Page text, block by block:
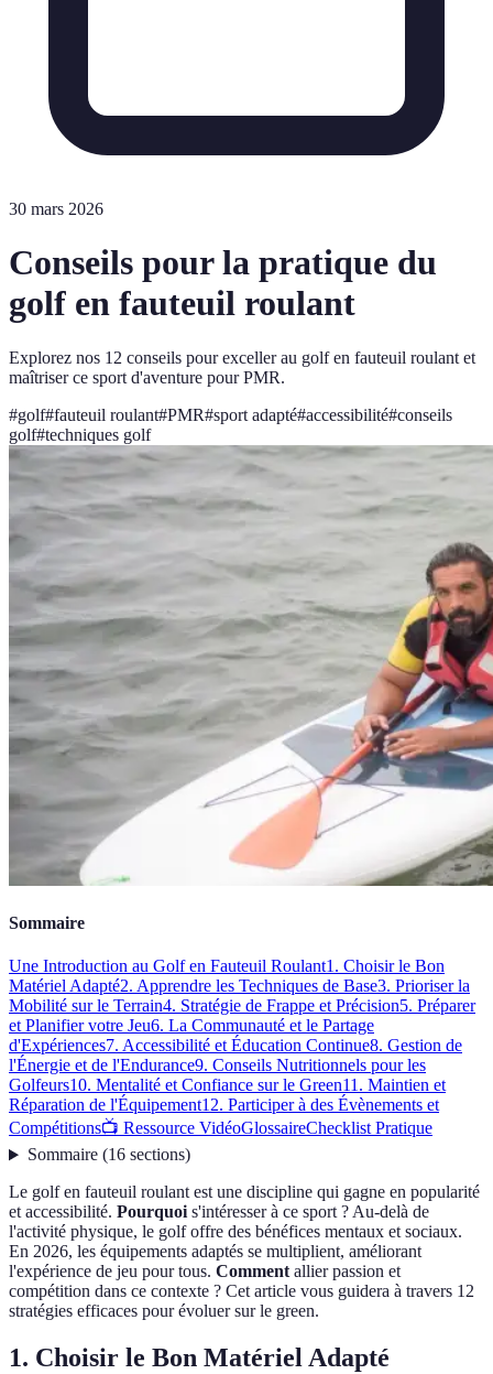
30 mars 2026
Conseils pour la pratique du
golf en fauteuil roulant
Explorez nos 12 conseils pour exceller au golf en fauteuil roulant et
maîtriser ce sport d'aventure pour PMR.
#golf#fauteuil roulant#PMR#sport adapté#accessibilité#conseils
golf#techniques golf
Sommaire
Une Introduction au Golf en Fauteuil Roulant1. Choisir le Bon
Matériel Adapté2. Apprendre les Techniques de Base3. Prioriser la
Mobilité sur le Terrain4. Stratégie de Frappe et Précision5. Préparer
et Planifier votre Jeu6. La Communauté et le Partage
d'Expériences7. Accessibilité et Éducation Continue8. Gestion de
l'Énergie et de l'Endurance9. Conseils Nutritionnels pour les
Golfeurs10. Mentalité et Confiance sur le Green11. Maintien et
Réparation de l'Équipement12. Participer à des Évènements et
Compétitions📺 Ressource VidéoGlossaireChecklist Pratique
Sommaire(16 sections)
Le golf en fauteuil roulant est une discipline qui gagne en popularité
et accessibilité. Pourquois'intéresser à ce sport ? Au-delà de
l'activité physique, le golf offre des bénéfices mentaux et sociaux.
En 2026, les équipements adaptés se multiplient, améliorant
l'expérience de jeu pour tous. Commentallier passion et
compétition dans ce contexte ? Cet article vous guidera à travers 12
stratégies efficaces pour évoluer sur le green.
1. Choisir le Bon Matériel Adapté